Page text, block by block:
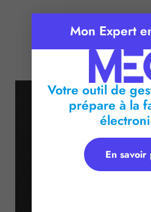
Publié le :21
Temps de
Mon Expert
Votre outil de
prépare à la
En savoir